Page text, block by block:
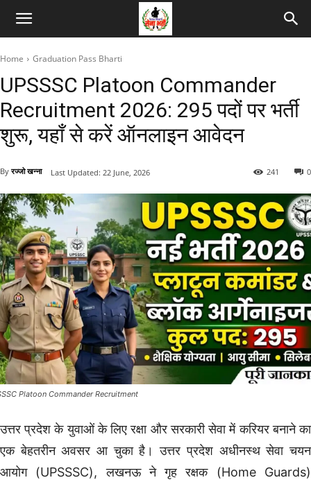
Home Graduation Pass Bharti
UPSSSC Platoon Commander
Recruitment 2026: 295 पदों पर भर्ती
शुरू, यहाँ से करें ऑनलाइन आवेदन
By रज्जो खन्ना 0
241
Last Updated: 22 June, 2026
Platoon Commander Recruitment
उत्तर प्रदेश के युवाओं के लिए रक्षा और सरकारी सेवा में करियर बनाने का
एक बेहतरीन अवसर आ चुका है। उत्तर प्रदेश अधीनस्थ सेवा चयन
आयोग (UPSSSC), लखनऊ ने गृह रक्षक (Home Guards)